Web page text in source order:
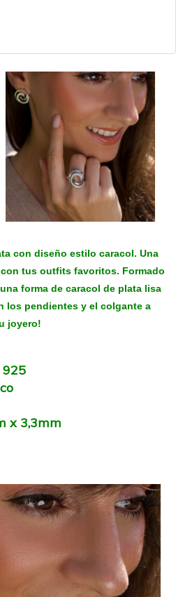
con diseño estilo caracol. Una
tus outfits favoritos. Formado
forma de caracol de plata lisa
los pendientes y el colgante a
joyero!
925
x 3,3mm